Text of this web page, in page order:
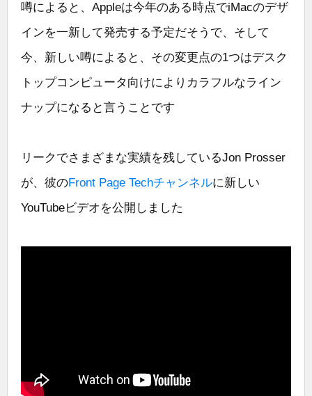
噂によると、Appleは今年のある時点でiMacのデザ
インを一新して発売する予定だそうで、そして
今、新しい噂によると、その変更点の1つはデスク
トップコンピュータ向けによりカラフルなライン
ナップになると言うことです
リークでさまざまな実績を残しているJon Prosser
が、彼のFront Page Techチャンネルに新しい
YouTubeビデオを公開しました